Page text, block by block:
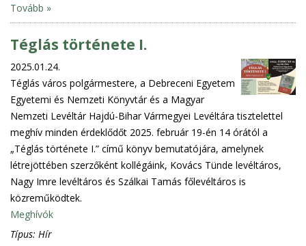
Tovább »
Téglás története I.
2025.01.24.
Téglás város polgármestere, a Debreceni Egyetem
Egyetemi és Nemzeti Könyvtár és a Magyar
Nemzeti Levéltár Hajdú-Bihar Vármegyei Levéltára tisztelettel
meghív minden érdeklődőt 2025. február 19-én 14 órától a
„Téglás története I.” című könyv bemutatójára, amelynek
létrejöttében szerzőként kollégáink, Kovács Tünde levéltáros,
Nagy Imre levéltáros és Szálkai Tamás főlevéltáros is
közreműködtek.
Meghívók
Típus: Hír